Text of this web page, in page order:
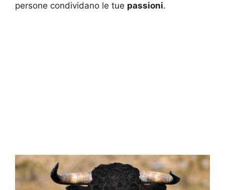
persone condividano le tue passioni.